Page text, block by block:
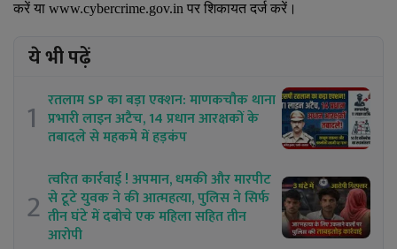
करें या www.cybercrime.gov.in पर शिकायत दर्ज करें।
ये भी पढ़ें
1 रतलाम SP का बड़ा एक्शन: माणकचौक थाना
प्रभारी लाइन अटैच, 14 प्रधान आरक्षकों के
तबादले से महकमे में हड़कंप
2
त्वरित कार्रवाई ! अपमान, धमकी और मारपीट
से टूटे युवक ने की आत्महत्या, पुलिस ने सिर्फ
तीन घंटे में दबोचे एक महिला सहित तीन
आरोपी